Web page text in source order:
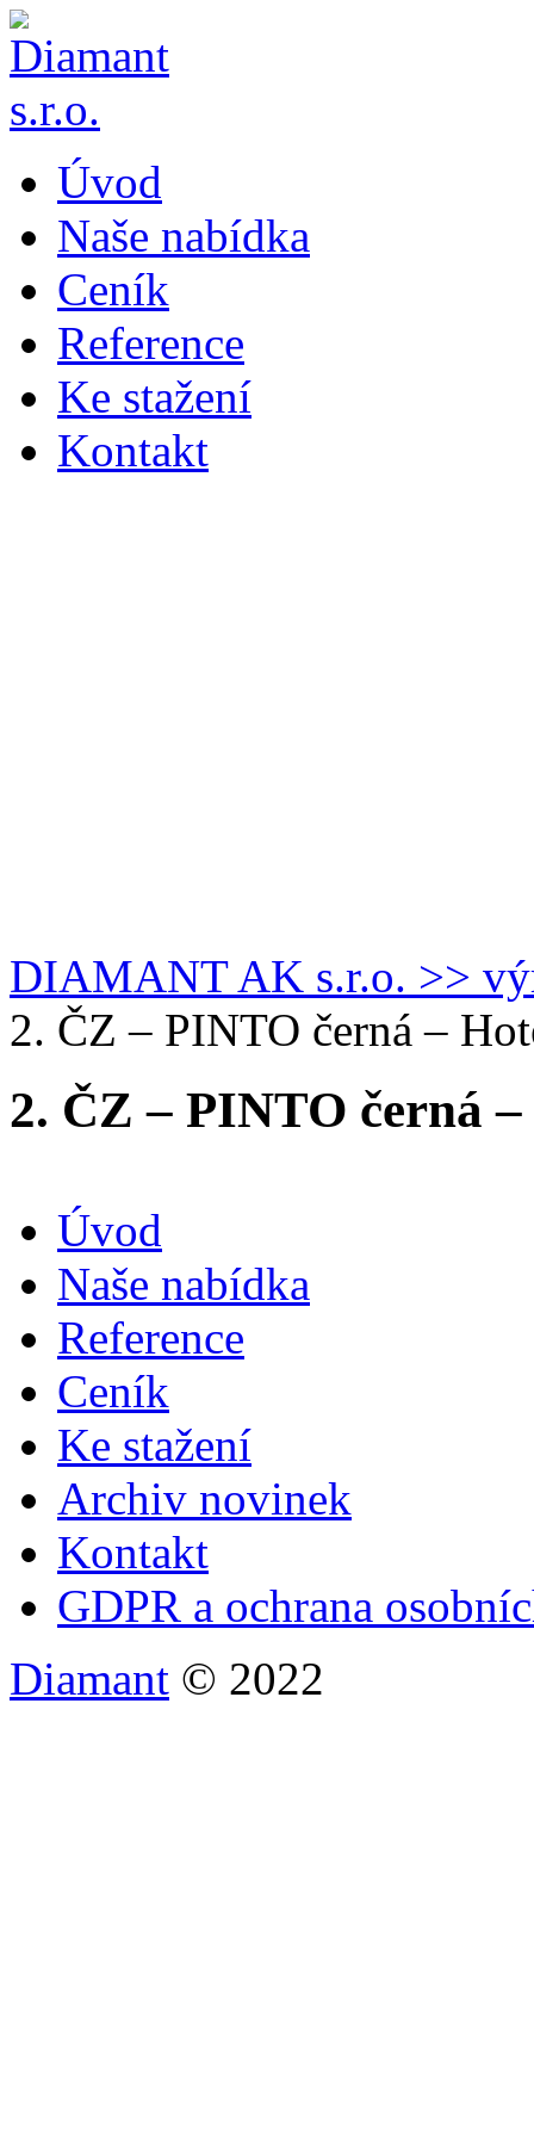
Úvod
Naše nabídka
Ceník
Reference
Ke stažení
Kontakt
DIAMANT AK s.r.o. >>
2. ČZ – PINTO černá –
2. ČZ – PINTO černá –
Úvod
Naše nabídka
Reference
Ceník
Ke stažení
Archiv novinek
Kontakt
GDPR a ochrana
Diamant © 2022